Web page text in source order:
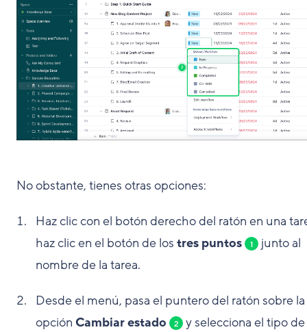
No obstante, tienes otras opciones:
Haz clic con el botón derecho del ratón en una
haz clic en el botón de los tres puntos 1
junto al
nombre de la tarea.
Desde el menú, pasa el puntero del ratón sobre la
opción Cambiar estado 2
y selecciona el tipo de